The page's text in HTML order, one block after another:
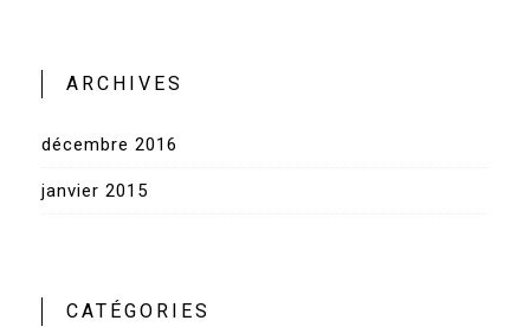
ARCHIVES
décembre 2016
janvier 2015
CATÉGORIES